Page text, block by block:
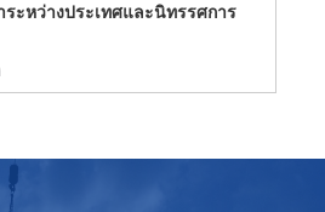
ะหว่างประเทศและนิทรรศการ